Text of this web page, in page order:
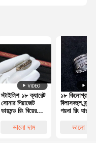
স্টাইলিশ ১৮ ক্যারেট
সোনার পিয়াজেট
ডায়মন্ড রিং বিয়ের
ভালো দাম
১৮ কিলোগ্রাম
বিলাসবহুল
গয়না রিং যার
স্বর্ণের দুটি লুপ
ভালো দাম